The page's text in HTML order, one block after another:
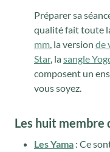
Préparer sa
qualité fait toute
mm, la version de
Star, lasangle
composent un
vous soyez.
Les huit membre
Les Yama : Ce